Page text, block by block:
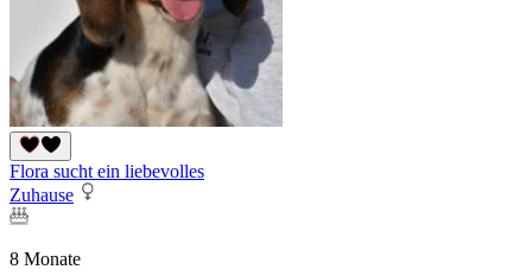
Flora sucht ein liebevolles
Zuhause
8 Monate